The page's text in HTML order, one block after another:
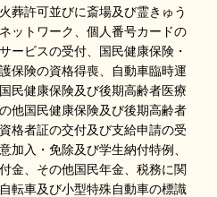
葬許可並びに斎場及び霊きゅう
ットワーク、個人番号カードの
ービスの受付、国民健康保険・
保険の資格得喪、自動車臨時運
民健康保険及び後期高齢者医療
他国民健康保険及び後期高齢者
格者証の交付及び支給申請の受
加入・免除及び学生納付特例、
金、その他国民年金、税務に関
転車及び小型特殊自動車の標識